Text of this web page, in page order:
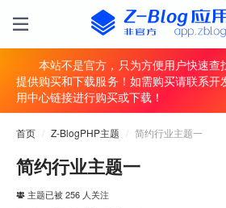
本站不是官方，只为方便用户快速查
提供购买和下载服务！如需购买请联系
用中心链接进行购买或下载！
首页 Z-BlogPHP主题 简约行业主题一
简约行业主题一
主题已被 256 人关注